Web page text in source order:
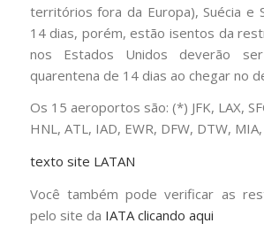
territórios fora da Europa), Suécia e
14 dias, porém, estão isentos da
nos Estados Unidos deverão
quarentena de 14 dias ao chegar no
Os 15 aeroportos são: (*) JFK, LAX,
HNL, ATL, IAD, EWR, DFW, DTW,
texto site LATAN
Você também pode verificar as
pelo site da IATA clicando aqui